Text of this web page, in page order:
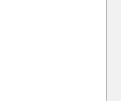
·
·
·
·
·
·
·